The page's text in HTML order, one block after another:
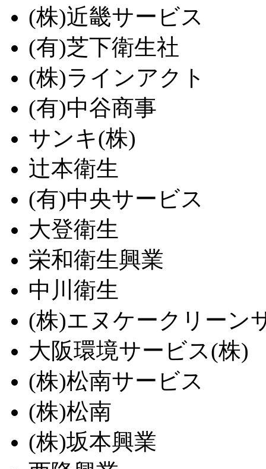
(株)近畿サービス
(有)芝下衛生社
(株)ラインアクト
(有)中谷商事
サンキ(株)
辻本衛生
(有)中央サービス
大登衛生
栄和衛生興業
中川衛生
(株)エヌケークリーン
大阪環境サービス(株)
(株)松南サービス
(株)松南
(株)坂本興業